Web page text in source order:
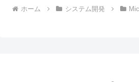
ホーム システム開発